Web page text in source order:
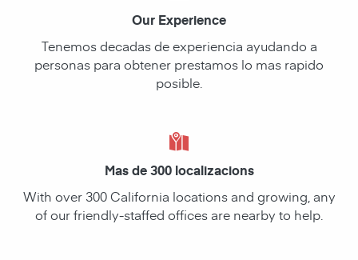
Our Experience
Tenemos decadas de experiencia ayudando a
personas para obtener prestamos lo mas rapido
posible.
Mas de 300 localizacions
With over 300 California locations and growing, any
of our friendly-staffed offices are nearby to help.